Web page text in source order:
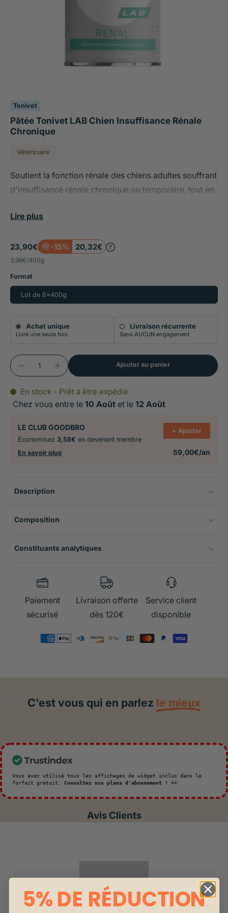
Tonivet
Pâtée Tonivet LAB Chien Insuffisance Rénale
Chronique
Vétérinaire
Soutient la fonction rénale des chiens adultes souffrant
d'insuffisance rénale chronique ou temporaire, tout en
progression de la dégradation rénale
Sources protéiques sélectionnées et
hypoallergéniques : agneau, poisson de mer et riz
à haute valeur biologique
Lire plus
23,90€ -15% 20,32€
3,98€/400g
Format
Lot de 6x400g
Achat unique
Livré une seule fois
Livraison récurrente
Sans AUCUN engagement
Ajouter au panier
En stock - Prêt à être expédié
Chez vous entre le 10 Août et le 12 Août
LE CLUB GOODBRO
Économisez 3,58€ en devenant membre
En savoir plus
+ Ajouter
59,00€/an
Description
Composition
Constituants analytiques
Paiement
sécurisé
Livraison offerte
dès 120€
Service client
disponible
C'est vous qui en parlez le mieux
Vous avez utilisé tous les affichages de widget inclus dans le
forfait gratuit. Consultez nos plans d'abonnement ! >>
Avis Clients
5% DE RÉDUCTION